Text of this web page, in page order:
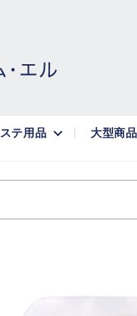
テ用品 大型商